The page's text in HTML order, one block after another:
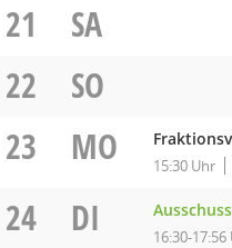
21
SA
22
SO
23
MO 15:30 Uhr
24 DI 16:30-17:56